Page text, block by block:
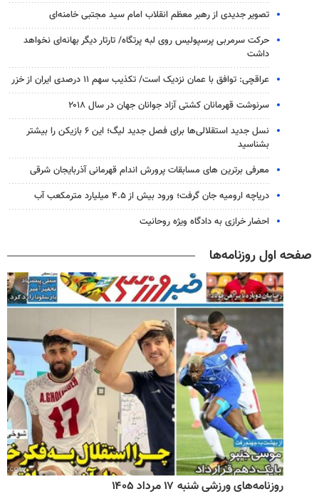
تصویر جدیدی از رهبر معظم انقلاب امام سید مجتبی خامنه‌ای
حرکت سرمربی پرسپولیس روی لبه پرتگاه/ تارتار دیگر بهانه‌ای نخواهد
داشت
عراقچی: توافق با عمان نزدیک است/ تکذیب سهم ۱۱ درصدی ایران از خزر
سرنوشت قهرمانان کشتی آزاد جوانان جهان در سال ۲۰۱۸
نسل جدید استقلالی‌ها برای فصل جدید لیگ؛ این ۶ بازیکن را بیشتر
بشناسید
معرفی برترین های مسابقات پرورش اندام قهرمانی آذربایجان شرقی
دریاچه ارومیه جان گرفت؛ ورود بیش از ۴.۵ میلیارد مترمکعب آب
احضار خرازی به دادگاه ویژه روحانیت
صفحه اول روزنامه‌ها
روزنامه‌های ورزشی شنبه ۱۷ مرداد ۱۴۰۵